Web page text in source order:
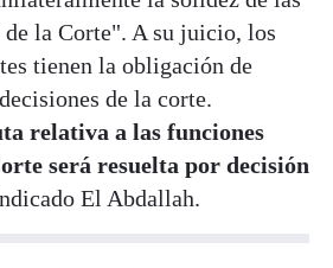
de la Corte". A su juicio, los
tienen la obligación de
de la corte.
relativa a las funciones
será resuelta por decisión
El Abdallah.